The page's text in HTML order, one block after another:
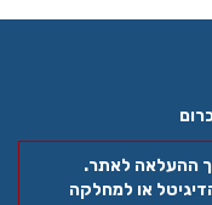
ההעלאה לאתר.
או למחלקה